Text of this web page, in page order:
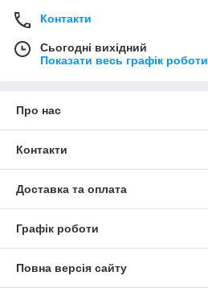
Контакти
Сьогодні вихідний
Показати весь графік роботи
Про нас
Контакти
Доставка та оплата
Графік роботи
Повна версія сайту